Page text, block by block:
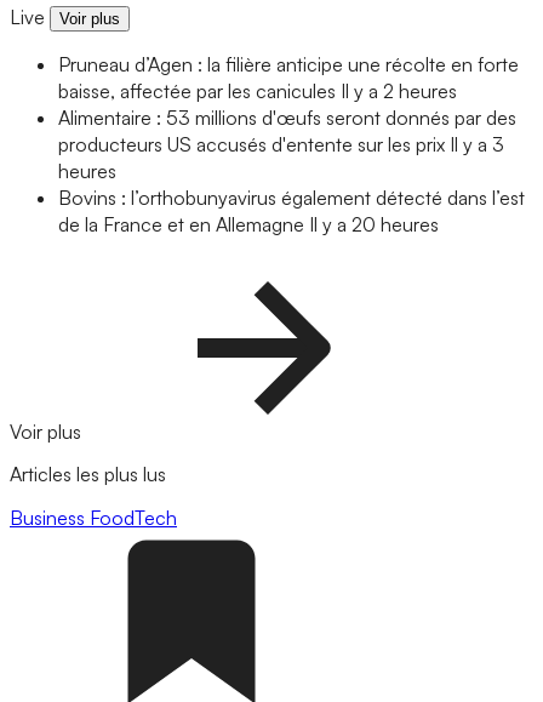
Live Voir plus
Pruneau d’Agen : la filière anticipe une récolte en forte
baisse, affectée par les canicules Il y a 2 heures
Alimentaire : 53 millions d'œufs seront donnés par des
producteurs US accusés d'entente sur les prix Il y a 3
heures
Bovins : l’orthobunyavirus également détecté dans l’est
de la France et en Allemagne Il y a 20 heures
Voir plus
Articles les plus lus
Business FoodTech